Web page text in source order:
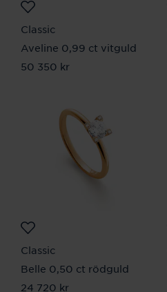
Classic
Aveline 0,99 ct vitguld
Pris:50 350 kr
50 350 kr
Classic
Belle 0,50 ct rödguld
Pris:24 720 kr
24 720 kr